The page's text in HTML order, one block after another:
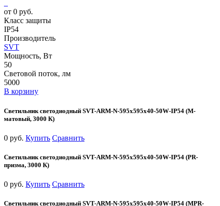
от 0 руб.
Класс защиты
IP54
Производитель
SVT
Мощность, Вт
50
Световой поток, лм
5000
В корзину
Светильник светодиодный SVT-ARM-N-595x595x40-50W-IP54 (М-
матовый, 3000 К)
0 руб. Купить Сравнить
Светильник светодиодный SVT-ARM-N-595x595x40-50W-IP54 (PR-
призма, 3000 К)
0 руб. Купить Сравнить
Светильник светодиодный SVT-ARM-N-595x595x40-50W-IP54 (MPR-